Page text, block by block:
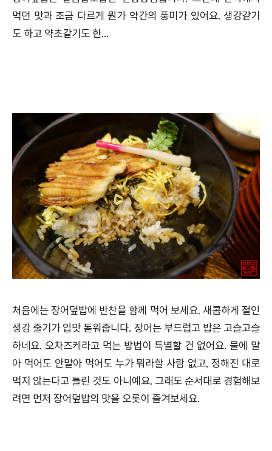
먹던 맛과 조금 다르게 뭔가 약간의 풍미가 있어요. 생강같기
도 하고 약초같기도 한...
처음에는 장어덮밥에 반찬을 함께 먹어 보세요. 새콤하게 절인
생강 줄기가 입맛 돋워줍니다. 장어는 부드럽고 밥은 고슬고슬
하네요. 오차즈케라고 먹는 방법이 특별할 건 없어요. 물에 말
아 먹어도 안말아 먹어도 누가 뭐라할 사람 없고, 정해진 대로
먹지 않는다고 틀린 것도 아니예요. 그래도 순서대로 경험해보
려면 먼저 장어덮밥의 맛을 오롯이 즐겨보세요.